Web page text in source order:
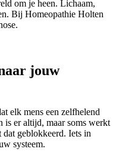
om je heen. Lichaam,
Bij Homeopathie Holten
jouw
elk mens een zelfhelend
is er altijd, maar soms werkt
dat geblokkeerd. Iets in
systeem.